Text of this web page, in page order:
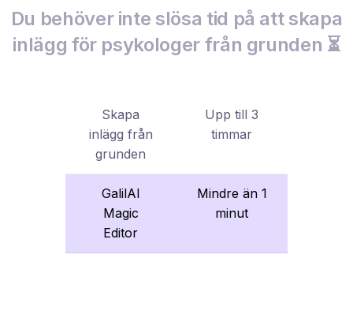
Du behöver inte slösa tid på att skapa
inlägg för psykologer från grunden ⏳
Skapa
inlägg från
grunden
Upp till 3
timmar
GalilAI
Magic
Editor
Mindre än 1
minut